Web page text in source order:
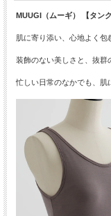
MUUGI（ムーギ） 【タン
肌に寄り添い、心地よく包
装飾のない美しさと、抜群
忙しい日常のなかでも、肌